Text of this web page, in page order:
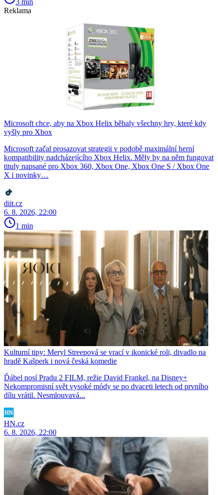
Reklama
Microsoft chce, aby na Xbox Helix běhaly všechny hry, které kdy
vyšly pro Xbox
Microsoft začal prosazovat strategii v podobě maximální herní
kompatibility nadcházejícího Xbox Helix. Měly by na něm fungovat
tituly napsané pro Xbox 360, Xbox One, Xbox One S / Xbox One
X i novinky…
diit.cz
6. 8. 2026, 22:00
1 min
Kulturní tipy: Meryl Streepová se vrací v ikonické roli, divadlo na
hradě Kašperk i nová česká komedie
Ďábel nosí Pradu 2 FILM, režie David Frankel, na Disney+
Nekompromisní svět vysoké módy se po dvaceti letech od prvního
dílu vrátil. Nesmlouvavá...
HN.cz
6. 8. 2026, 22:00